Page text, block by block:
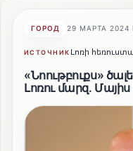
ГОРОД 29 МАРТА 2024
ИСТОЧНИК Լոռի
«Նոութբուքս»
Լոռու մարզ.